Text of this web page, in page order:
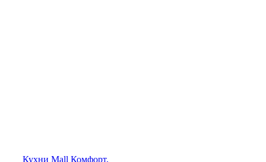
Кухни Mall Комфорт,